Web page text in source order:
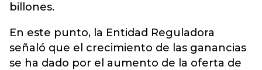
billones.
En este punto, la Entidad Reguladora
señaló que el crecimiento de las ganancias
se ha dado por el aumento de la oferta de